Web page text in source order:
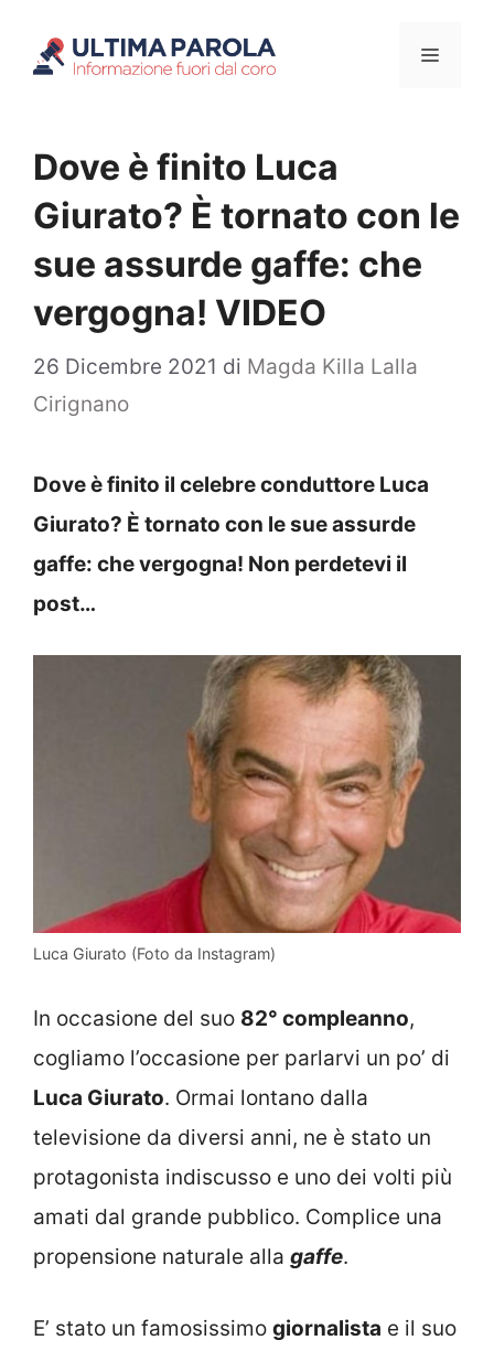
Menu
Dove è finito Luca
Giurato? È tornato con le
sue assurde gaffe: che
vergogna! VIDEO
26 Dicembre 2021 di Magda Killa Lalla
Cirignano
Dove è finito il celebre conduttore Luca
Giurato? È tornato con le sue assurde
gaffe: che vergogna! Non perdetevi il
post…
Luca Giurato (Foto da Instagram)
In occasione del suo 82° compleanno,
cogliamo l’occasione per parlarvi un po’ di
Luca Giurato. Ormai lontano dalla
televisione da diversi anni, ne è stato un
protagonista indiscusso e uno dei volti più
amati dal grande pubblico. Complice una
propensione naturale alla gaffe.
E’ stato un famosissimo giornalista e il suo